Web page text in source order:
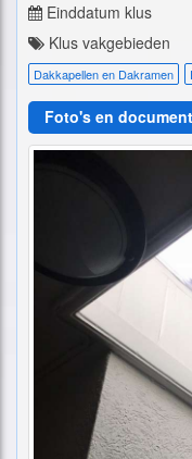
Einddatum klus
Klus vakgebieden
Dakkapellen en Dakramen
Foto's en